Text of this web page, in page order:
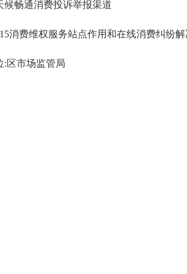
畅通消费投诉举报渠道
费维权服务站点作用和在线消费纠纷解
市场监管局